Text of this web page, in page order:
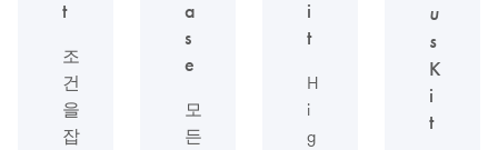
t
조
건
을
잡
a
s
e
모
든
i
t
H
i
g
u
s
K
i
t